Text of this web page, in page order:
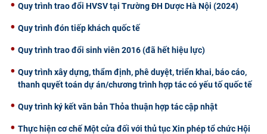
Quy trình trao đổi HVSV tại Trường ĐH Dược Hà Nội (2024)
Quy trình đón tiếp khách quốc tế
Quy trình trao đổi sinh viên 2016 (đã hết hiệu lực)
Quy trình xây dựng, thẩm định, phê duyệt, triển khai, báo cáo,
thanh quyết toán dự án/chương trình hợp tác có yếu tố quốc tế
Quy trình ký kết văn bản Thỏa thuận hợp tác cập nhật
Thực hiện cơ chế Một cửa đối với thủ tục Xin phép tổ chức Hội